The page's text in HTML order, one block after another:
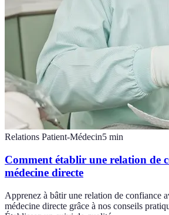
Relations Patient-Médecin5 min
Comment établir une relation de
médecine directe
Apprenez à bâtir une relation de confiance
médecine directe grâce à nos conseils